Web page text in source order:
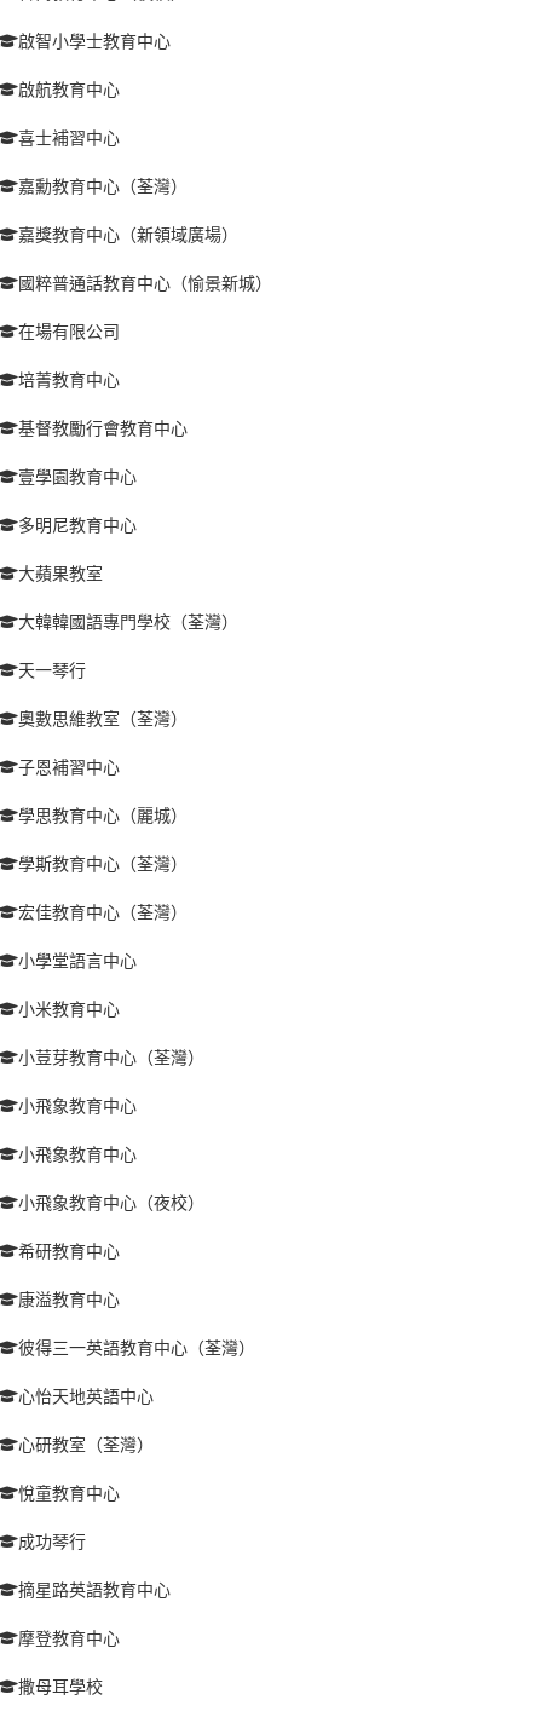
啟智小學士教育中心
啟航教育中心
喜士補習中心
嘉勳教育中心（荃灣）
嘉獎教育中心（新領域廣場）
國粹普通話教育中心（愉景新城）
在場有限公司
培菁教育中心
基督教勵行會教育中心
壹學園教育中心
多明尼教育中心
大蘋果教室
大韓韓國語專門學校（荃灣）
天一琴行
奧數思維教室（荃灣）
子恩補習中心
學思教育中心（麗城）
學斯教育中心（荃灣）
宏佳教育中心（荃灣）
小學堂語言中心
小米教育中心
小荳芽教育中心（荃灣）
小飛象教育中心
小飛象教育中心
小飛象教育中心（夜校）
希研教育中心
康溢教育中心
彼得三一英語教育中心（荃灣）
心怡天地英語中心
心研教室（荃灣）
悅童教育中心
成功琴行
摘星路英語教育中心
摩登教育中心
撒母耳學校